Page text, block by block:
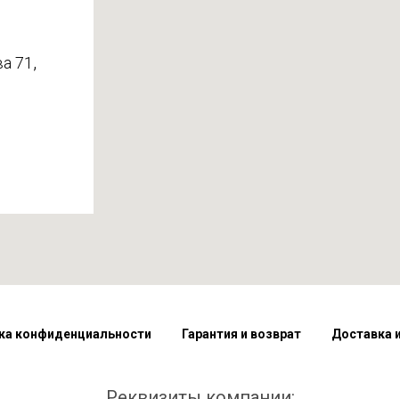
71 ,
конфиденциальности Гарантия и возврат Доставка